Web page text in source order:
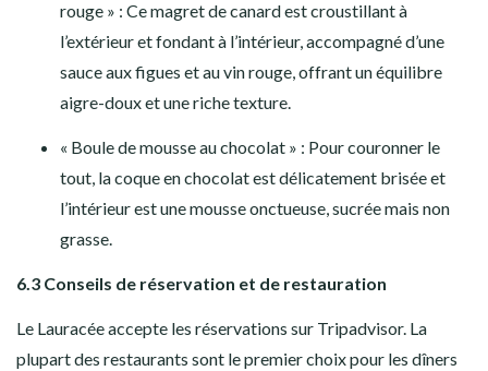
rouge » : Ce magret de canard est croustillant à
l’extérieur et fondant à l’intérieur, accompagné d’une
sauce aux figues et au vin rouge, offrant un équilibre
aigre-doux et une riche texture.
« Boule de mousse au chocolat » : Pour couronner le
tout, la coque en chocolat est délicatement brisée et
l’intérieur est une mousse onctueuse, sucrée mais non
grasse.
6.3 Conseils de réservation et de restauration
Le Lauracée accepte les réservations sur Tripadvisor. La
plupart des restaurants sont le premier choix pour les dîners